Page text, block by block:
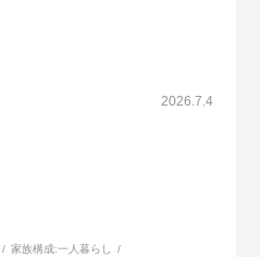
2026.7.4
家族構成:一人暮らし